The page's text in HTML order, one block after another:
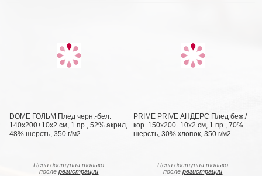
DOME ГОЛЬМ Плед черн.-бел.
140х200+10х2 см, 1 пр., 52% акрил,
48% шерсть, 350 г/м2
Цена доступна только
послерегистрации
PRIME PRIVE АНДЕРС Плед беж./
кор. 150х200+10х2 см, 1 пр., 70%
шерсть, 30% хлопок, 350 г/м2
Цена доступна только
послерегистрации